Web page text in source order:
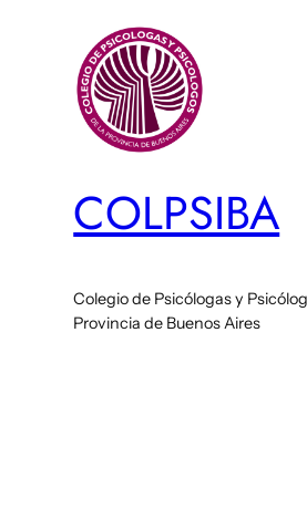
contenido
COLPSIBA
Colegio de Psicólogas y
Provincia de Buenos Aires